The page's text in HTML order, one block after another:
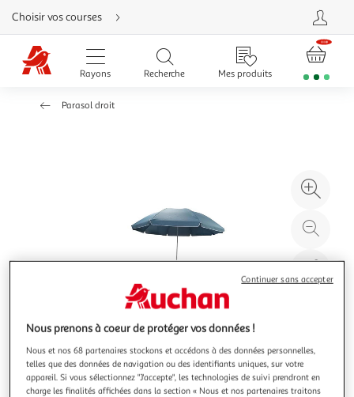
Aller
directement
au
contenu
Aller
directement
Aller
Choisir vos courses
Rayons Recherche Mes produits
Parasol droit
à
100
le
Illustration
précédente
Illustration
suivante
Nous prenons à coeur de protéger vos données !
Nous et nos 68 partenaires stockons et accédons à des données personnelles,
telles que des données de navigation ou des identifiants uniques, sur votre
appareil. Si vous sélectionnez "J'accepte", les technologies de suivi prendront en
charge les finalités affichées dans la section « Nous et nos partenaires traitons
Continuer sans accepter